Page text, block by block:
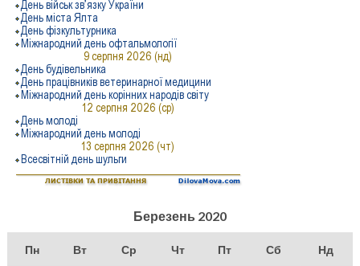
Березень 2020
Пн Вт Ср Чт Пт Сб Нд